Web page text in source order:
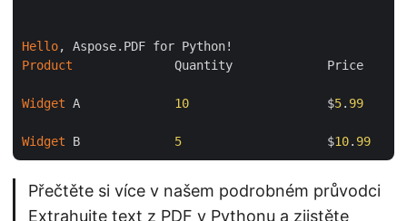
Hello
Product
              Quantity             Price
Widget A 10
                   $
5. 99
Widget B 5
                    $
10. 99
Přečtěte si více v našem podrobném průvodci
Extrahujte text z PDF v Pythonu a zjistěte